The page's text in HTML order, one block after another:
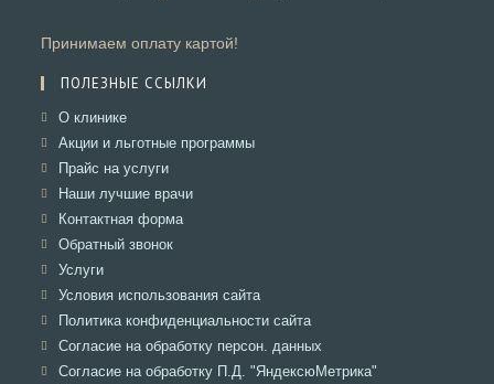
Принимаем оплату картой!
ПОЛЕЗНЫЕ ССЫЛКИ
О клиникеОткроется
в
вкладке
Акции и льготные программыОткроется
Прайс на услугиОткроется
в
вкладке
Наши лучшие врачиОткроется
Контактная формаОткроется
Обратный звонокОткроется
вкладке
УслугиОткроется
в
вкладке
Условия использования сайтаОткроется
в
вкладке
Политика конфиденциальности сайтаОткроется
в
Согласие на обработку персон. данных
в
Согласие на обработку П.Д. "ЯндексюМетрика"